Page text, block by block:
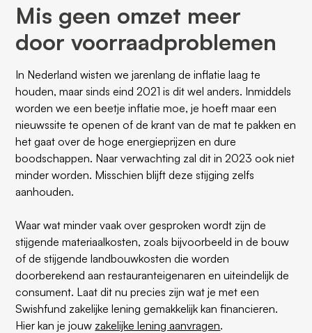
Mis geen omzet meer
door voorraadproblemen
In Nederland wisten we jarenlang de inflatie laag te
houden, maar sinds eind 2021 is dit wel anders. Inmiddels
worden we een beetje inflatie moe, je hoeft maar een
nieuwssite te openen of de krant van de mat te pakken en
het gaat over de hoge energieprijzen en dure
boodschappen. Naar verwachting zal dit in 2023 ook niet
minder worden. Misschien blijft deze stijging zelfs
aanhouden.
Waar wat minder vaak over gesproken wordt zijn de
stijgende materiaalkosten, zoals bijvoorbeeld in de bouw
of de stijgende landbouwkosten die worden
doorberekend aan restauranteigenaren en uiteindelijk de
consument. Laat dit nu precies zijn wat je met een
Swishfund zakelijke lening gemakkelijk kan financieren.
Hier kan je jouw zakelijke lening aanvragen.